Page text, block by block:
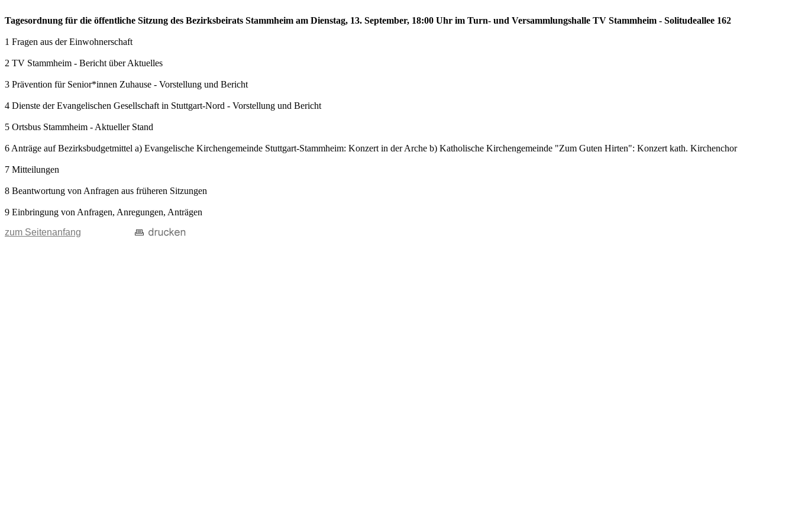
Tagesordnung für die öffentliche Sitzung des Bezirksbeirats Stammheim am Dienstag, 13. September, 18:00 Uhr im Turn- und Versammlungshalle TV Stammheim - Solitudeallee 162
1 Fragen aus der Einwohnerschaft
2 TV Stammheim - Bericht über Aktuelles
3 Prävention für Senior*innen Zuhause - Vorstellung und Bericht
4 Dienste der Evangelischen Gesellschaft in Stuttgart-Nord - Vorstellung und Bericht
5 Ortsbus Stammheim - Aktueller Stand
6 Anträge auf Bezirksbudgetmittel a) Evangelische Kirchengemeinde Stuttgart-Stammheim: Konzert in der Arche b) Katholische Kirchengemeinde "Zum Guten Hirten": Konzert kath. Kirchenchor
7 Mitteilungen
8 Beantwortung von Anfragen aus früheren Sitzungen
9 Einbringung von Anfragen, Anregungen, Anträgen
zum Seitenanfang